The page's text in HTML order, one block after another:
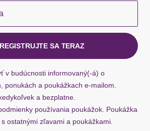
SA TERAZ
v budúcnosti informovaný(-á) o
ponukách a poukážkach e-mailom.
a bezplatne.
používania poukážok. Poukážka
ostatnými zľavami a poukážkami.